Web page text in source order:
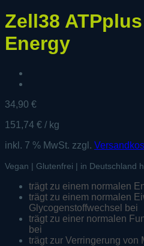
Zell38
Energy
34,90 €
151,74 € / kg
inkl. 7 % MwSt. zzgl.
Vegan | Glutenfrei | in Deutschland
trägt zu einem normalen
trägt zu einem normalen
Glycogenstoffwechsel bei
trägt zu einer normalen
bei
trägt zur Verringerung von